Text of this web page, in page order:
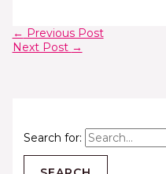
Search for:
← Previous Post
Next Post →